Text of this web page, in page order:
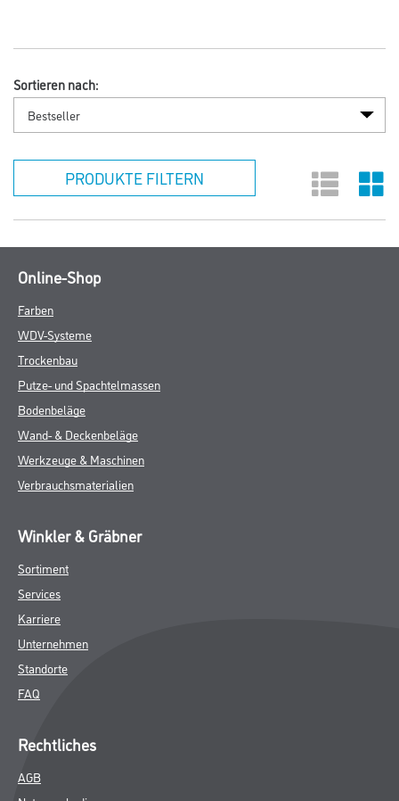
Sortieren nach:
PRODUKTE FILTERN
Online-Shop
Farben
WDV-Systeme
Trockenbau
Putze- und Spachtelmassen
Bodenbeläge
Wand- & Deckenbeläge
Werkzeuge & Maschinen
Verbrauchsmaterialien
Winkler & Gräbner
Sortiment
Services
Karriere
Unternehmen
Standorte
FAQ
Rechtliches
AGB